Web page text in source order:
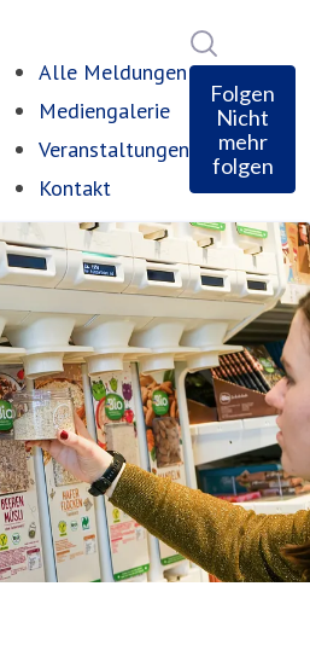
Alle Meldungen
Mediengalerie
Veranstaltungen
Kontakt
Folgen
Nicht
mehr
folgen